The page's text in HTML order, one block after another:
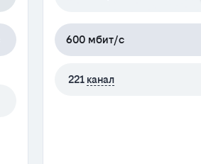
600 мбит/с
221 канал